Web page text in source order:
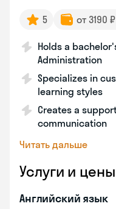
5 от 3190
Holds a
Administration
Specializes in
learning styles
Creates a
communication
Читать дальше
Услуги и цены
Английский язык